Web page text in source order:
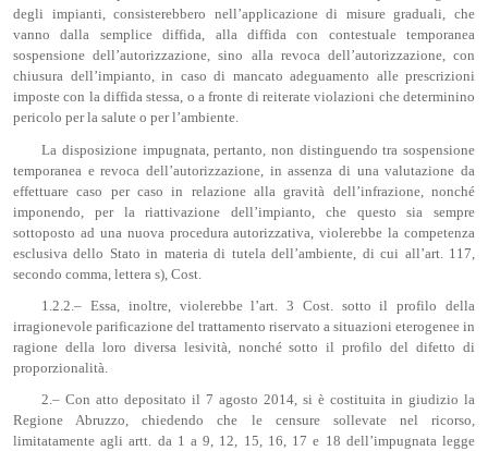
degli impianti, consisterebbero nell’applicazione di misure graduali, che
vanno dalla semplice diffida, alla diffida con contestuale temporanea
sospensione dell’autorizzazione, sino alla revoca dell’autorizzazione, con
chiusura dell’impianto, in caso di mancato adeguamento alle prescrizioni
imposte con la diffida stessa, o a fronte di reiterate violazioni che determinino
pericolo per la salute o per l’ambiente.
La disposizione impugnata, pertanto, non distinguendo tra sospensione
temporanea e revoca dell’autorizzazione, in assenza di una valutazione da
effettuare caso per caso in relazione alla gravità dell’infrazione, nonché
imponendo, per la riattivazione dell’impianto, che questo sia sempre
sottoposto ad una nuova procedura autorizzativa, violerebbe la competenza
esclusiva dello Stato in materia di tutela dell’ambiente, di cui all’art. 117,
secondo comma, lettera s), Cost.
1.2.2.– Essa, inoltre, violerebbe l’art. 3 Cost. sotto il profilo della
irragionevole parificazione del trattamento riservato a situazioni eterogenee in
ragione della loro diversa lesività, nonché sotto il profilo del difetto di
proporzionalità.
2.– Con atto depositato il 7 agosto 2014, si è costituita in giudizio la
Regione Abruzzo, chiedendo che le censure sollevate nel ricorso,
limitatamente agli artt. da 1 a 9, 12, 15, 16, 17 e 18 dell’impugnata legge